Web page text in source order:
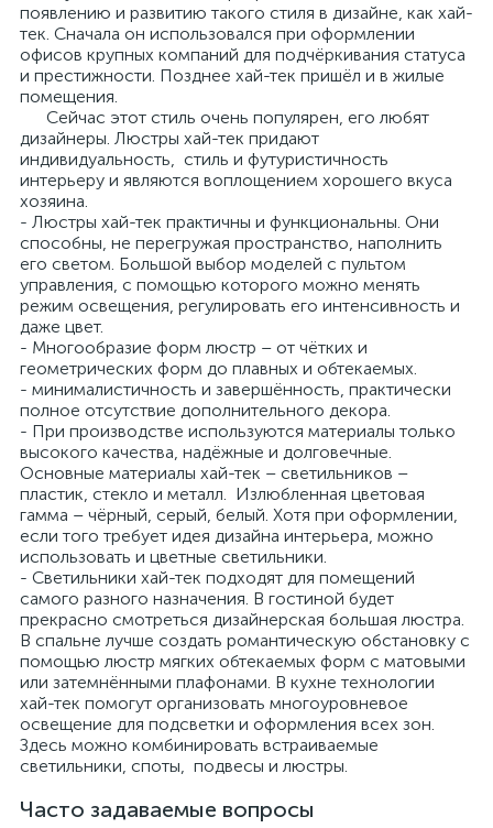
появлению и развитию такого стиля в дизайне, как хай-
тек. Сначала он использовался при оформлении
офисов крупных компаний для подчёркивания статуса
и престижности. Позднее хай-тек пришёл и в жилые
помещения.
Сейчас этот стиль очень популярен, его любят
дизайнеры. Люстры хай-тек придают
индивидуальность, стиль и футуристичность
интерьеру и являются воплощением хорошего вкуса
хозяина.
- Люстры хай-тек практичны и функциональны. Они
способны, не перегружая пространство, наполнить
его светом. Большой выбор моделей с пультом
управления, с помощью которого можно менять
режим освещения, регулировать его интенсивность и
даже цвет.
- Многообразие форм люстр – от чётких и
геометрических форм до плавных и обтекаемых.
- минималистичность и завершённость, практически
полное отсутствие дополнительного декора.
- При производстве используются материалы только
высокого качества, надёжные и долговечные.
Основные материалы хай-тек – светильников –
пластик, стекло и металл. Излюбленная цветовая
гамма – чёрный, серый, белый. Хотя при оформлении,
если того требует идея дизайна интерьера, можно
использовать и цветные светильники.
- Светильники хай-тек подходят для помещений
самого разного назначения. В гостиной будет
прекрасно смотреться дизайнерская большая люстра.
В спальне лучше создать романтическую обстановку с
помощью люстр мягких обтекаемых форм с матовыми
или затемнёнными плафонами. В кухне технологии
хай-тек помогут организовать многоуровневое
освещение для подсветки и оформления всех зон.
Здесь можно комбинировать встраиваемые
светильники, споты, подвесы и люстры.
Часто задаваемые вопросы